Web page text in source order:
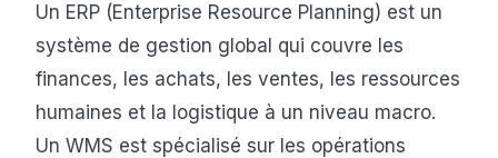
Un ERP (Enterprise Resource Planning) est un
système de gestion global qui couvre les
finances, les achats, les ventes, les ressources
humaines et la logistique à un niveau macro.
Un WMS est spécialisé sur les opérations